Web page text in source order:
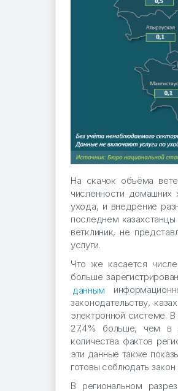
На скачок объёма
численности домашних
ухода, и внедрение
последнем
ветклиник, не
услуги.
Что же касается
больше
данным
законодательству,
электронной системе.
27,4% больше, чем в
количества фактов
эти данные также
готовы соблюдать
В региональном